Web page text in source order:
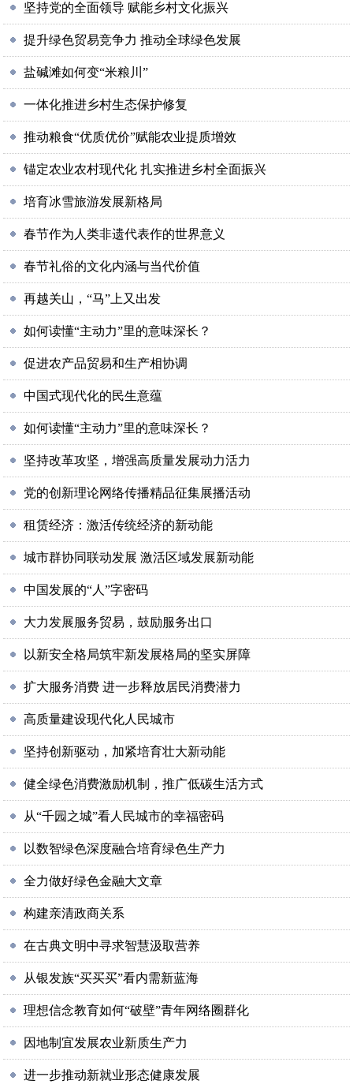
坚持党的全面领导 赋能乡村文化振兴
提升绿色贸易竞争力 推动全球绿色发展
盐碱滩如何变“米粮川”
一体化推进乡村生态保护修复
推动粮食“优质优价”赋能农业提质增效
锚定农业农村现代化 扎实推进乡村全面振兴
培育冰雪旅游发展新格局
春节作为人类非遗代表作的世界意义
春节礼俗的文化内涵与当代价值
再越关山，“马”上又出发
如何读懂“主动力”里的意味深长？
促进农产品贸易和生产相协调
中国式现代化的民生意蕴
如何读懂“主动力”里的意味深长？
坚持改革攻坚，增强高质量发展动力活力
党的创新理论网络传播精品征集展播活动
租赁经济：激活传统经济的新动能
城市群协同联动发展 激活区域发展新动能
中国发展的“人”字密码
大力发展服务贸易，鼓励服务出口
以新安全格局筑牢新发展格局的坚实屏障
扩大服务消费 进一步释放居民消费潜力
高质量建设现代化人民城市
坚持创新驱动，加紧培育壮大新动能
健全绿色消费激励机制，推广低碳生活方式
从“千园之城”看人民城市的幸福密码
以数智绿色深度融合培育绿色生产力
全力做好绿色金融大文章
构建亲清政商关系
在古典文明中寻求智慧汲取营养
从银发族“买买买”看内需新蓝海
理想信念教育如何“破壁”青年网络圈群化
因地制宜发展农业新质生产力
进一步推动新就业形态健康发展